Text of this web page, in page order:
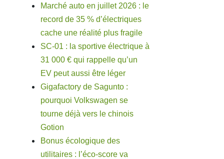
Marché auto en juillet 2026 : le
record de 35 % d’électriques
cache une réalité plus fragile
SC-01 : la sportive électrique à
31 000 € qui rappelle qu’un
EV peut aussi être léger
Gigafactory de Sagunto :
pourquoi Volkswagen se
tourne déjà vers le chinois
Gotion
Bonus écologique des
utilitaires : l’éco-score va